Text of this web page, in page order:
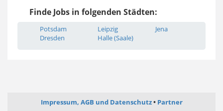
Finde Jobs in folgenden Städten:
Potsdam
Dresden
Leipzig
Halle (Saale)
Jena
Impressum, AGB und Datenschutz Partner